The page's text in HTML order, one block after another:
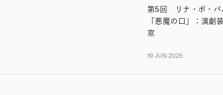
第5回 リナ・ボ・バ
「悪魔の口」：演劇
窓
19 JUN 2025